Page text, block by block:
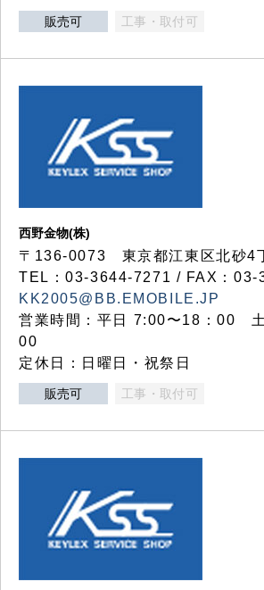
販売可 工事・取付可
西野金物(株)
〒136-0073 東京都江東区北砂4
TEL：03‐3644‐7271 / FAX：
KK2005@BB.EMOBILE.JP
営業時間：平日 7:00〜18：00
00
定休日：日曜日・祝祭日
販売可 工事・取付可